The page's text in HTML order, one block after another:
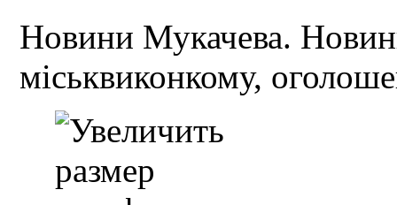
Новини Мукачева.
міськвиконкому,